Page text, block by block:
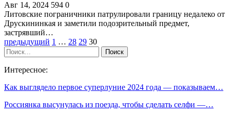
Авг 14, 2024 594 0
Литовские пограничники патрулировали границу недалеко от
Друскининкая и заметили подозрительный предмет,
застрявший…
предыдущий 1 … 28 29 30
Интересное:
Как выглядело первое суперлуние 2024 года — показываем…
Россиянка высунулась из поезда, чтобы сделать селфи —…